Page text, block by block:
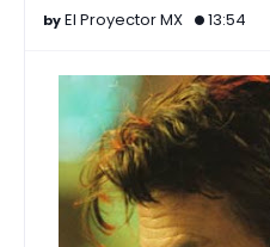
El Proyector MX 13:54